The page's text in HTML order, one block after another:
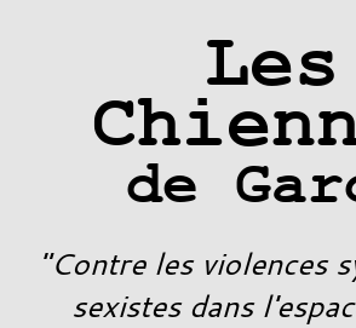
Les
de
"Contre les violences
sexistes dans